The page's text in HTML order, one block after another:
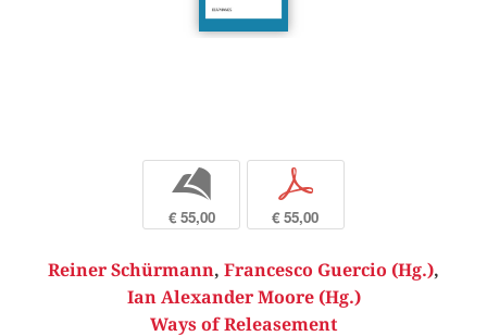
b
€ 55,00
p
€ 55,00
Reiner Schürmann, Francesco Guercio (Hg.),
Ian Alexander Moore (Hg.)
Ways of Releasement